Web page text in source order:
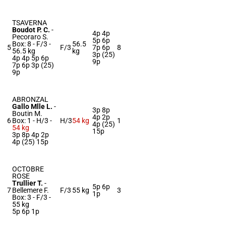
5
TSAVERNA
Boudot P. C. -
Pecoraro S.
Box: 8 - F/3 -
56.5 kg
4p 4p 5p 6p
7p 6p 3p (25)
9p
F/3 56.5
kg
4p 4p
5p 6p
7p 6p
3p (25)
9p
8
6
ABRONZAL
Gallo Mlle L. -
Boutin M.
Box: 1 - H/3 -
54 kg
3p 8p 4p 2p
4p (25) 15p
H/354 kg
3p 8p
4p 2p
4p (25)
15p
1
7
OCTOBRE
ROSE
Trullier T. -
Bellemere F.
Box: 3 - F/3 -
55 kg
5p 6p 1p
F/3 55 kg 5p 6p
1p
3